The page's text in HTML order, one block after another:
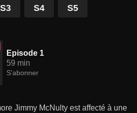
S3 S4 S5
Episode 1
59 min
S'abonner
Jimmy McNulty est affecté à une